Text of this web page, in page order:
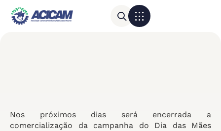
Nos próximos dias será encerrada a
comercialização da campanha do Dia das Mães